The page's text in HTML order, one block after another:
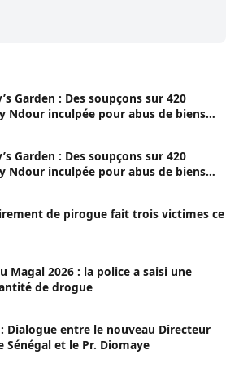
Garden : Des soupçons sur 420
Ndour inculpée pour abus de biens
Garden : Des soupçons sur 420
Ndour inculpée pour abus de biens
de pirogue fait trois victimes ce
Magal 2026 : la police a saisi une
de drogue
Dialogue entre le nouveau Directeur
Sénégal et le Pr. Diomaye